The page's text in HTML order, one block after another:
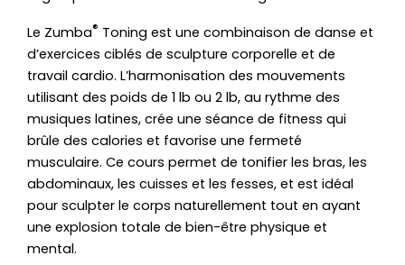
Le Zumba® Toning est une combinaison de danse et
d’exercices ciblés de sculpture corporelle et de
travail cardio. L’harmonisation des mouvements
utilisant des poids de 1 lb ou 2 lb, au rythme des
musiques latines, crée une séance de fitness qui
brûle des calories et favorise une fermeté
musculaire. Ce cours permet de tonifier les bras, les
abdominaux, les cuisses et les fesses, et est idéal
pour sculpter le corps naturellement tout en ayant
une explosion totale de bien-être physique et
mental.